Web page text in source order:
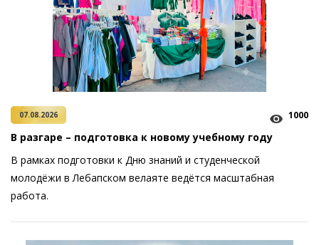
07.08.2026 1000
В разгаре – подготовка к новому учебному году
В рамках подготовки к Дню знаний и студенческой
молодёжи в Лебапском велаяте ведётся масштабная
работа.